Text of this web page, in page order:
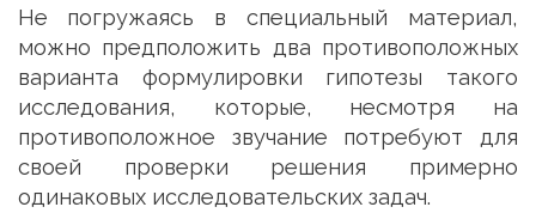
Не погружаясь в специальный материал,
можно предположить два противоположных
варианта формулировки гипотезы такого
исследования, которые, несмотря на
противоположное звучание потребуют для
своей проверки решения примерно
одинаковых исследовательских задач.